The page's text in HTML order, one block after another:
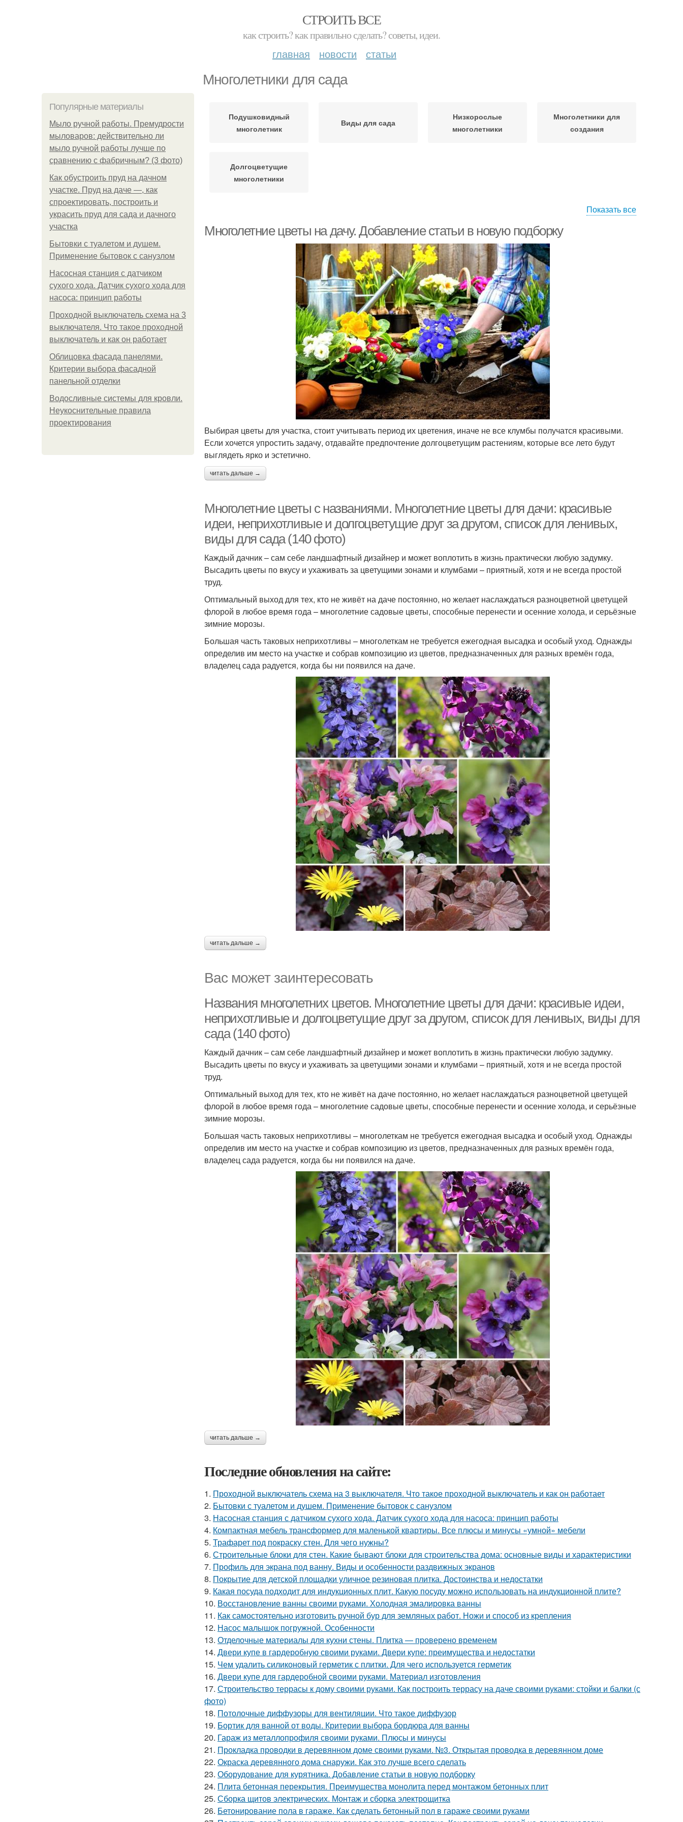
СТРОИТЬ ВСЕ
как строить? как правильно сделать? советы, идеи.
главная новости статьи
Многолетники для сада
Популярные материалы
Мыло ручной работы. Премудрости
мыловаров: действительно ли
мыло ручной работы лучше по
сравнению с фабричным? (3 фото)
Как обустроить пруд на дачном
участке. Пруд на даче —, как
спроектировать, построить и
украсить пруд для сада и дачного
участка
Бытовки с туалетом и душем.
Применение бытовок с санузлом
Насосная станция с датчиком
сухого хода. Датчик сухого хода для
насоса: принцип работы
Проходной выключатель схема на 3
выключателя. Что такое проходной
выключатель и как он работает
Облицовка фасада панелями.
Критерии выбора фасадной
панельной отделки
Водосливные системы для кровли.
Неукоснительные правила
проектирования
Подушковидный
многолетник
Виды для сада
Низкорослые
многолетники
Многолетники для
создания
Долгоцветущие
многолетники
Показать все
Многолетние цветы на дачу. Добавление статьи в новую подборку
Выбирая цветы для участка, стоит учитывать период их цветения, иначе не все клумбы получатся красивыми.
Если хочется упростить задачу, отдавайте предпочтение долгоцветущим растениям, которые все лето будут
выглядеть ярко и эстетично.
читать дальше →
Многолетние цветы с названиями. Многолетние цветы для дачи: красивые
идеи, неприхотливые и долгоцветущие друг за другом, список для ленивых,
виды для сада (140 фото)
Каждый дачник – сам себе ландшафтный дизайнер и может воплотить в жизнь практически любую задумку.
Высадить цветы по вкусу и ухаживать за цветущими зонами и клумбами – приятный, хотя и не всегда простой
труд.
Оптимальный выход для тех, кто не живёт на даче постоянно, но желает наслаждаться разноцветной цветущей
флорой в любое время года – многолетние садовые цветы, способные перенести и осенние холода, и серьёзные
зимние морозы.
Большая часть таковых неприхотливы – многолеткам не требуется ежегодная высадка и особый уход. Однажды
определив им место на участке и собрав композицию из цветов, предназначенных для разных времён года,
владелец сада радуется, когда бы ни появился на даче.
читать дальше →
Вас может заинтересовать
Названия многолетних цветов. Многолетние цветы для дачи: красивые идеи,
неприхотливые и долгоцветущие друг за другом, список для ленивых, виды для
сада (140 фото)
Каждый дачник – сам себе ландшафтный дизайнер и может воплотить в жизнь практически любую задумку.
Высадить цветы по вкусу и ухаживать за цветущими зонами и клумбами – приятный, хотя и не всегда простой
труд.
Оптимальный выход для тех, кто не живёт на даче постоянно, но желает наслаждаться разноцветной цветущей
флорой в любое время года – многолетние садовые цветы, способные перенести и осенние холода, и серьёзные
зимние морозы.
Большая часть таковых неприхотливы – многолеткам не требуется ежегодная высадка и особый уход. Однажды
определив им место на участке и собрав композицию из цветов, предназначенных для разных времён года,
владелец сада радуется, когда бы ни появился на даче.
читать дальше →
Последние обновления на сайте:
1. Проходной выключатель схема на 3 выключателя. Что такое проходной выключатель и как он работает
2. Бытовки с туалетом и душем. Применение бытовок с санузлом
3. Насосная станция с датчиком сухого хода. Датчик сухого хода для насоса: принцип работы
4. Компактная мебель трансформер для маленькой квартиры. Все плюсы и минусы «умной» мебели
5. Трафарет под покраску стен. Для чего нужны?
6. Строительные блоки для стен. Какие бывают блоки для строительства дома: основные виды и характеристики
7. Профиль для экрана под ванну. Виды и особенности раздвижных экранов
8. Покрытие для детской площадки уличное резиновая плитка. Достоинства и недостатки
9. Какая посуда подходит для индукционных плит. Какую посуду можно использовать на индукционной плите?
10. Восстановление ванны своими руками. Холодная эмалировка ванны
11. Как самостоятельно изготовить ручной бур для земляных работ. Ножи и способ из крепления
12. Насос малышок погружной. Особенности
13. Отделочные материалы для кухни стены. Плитка — проверено временем
14. Двери купе в гардеробную своими руками. Двери купе: преимущества и недостатки
15. Чем удалить силиконовый герметик с плитки. Для чего используется герметик
16. Двери купе для гардеробной своими руками. Материал изготовления
17. Строительство террасы к дому своими руками. Как построить террасу на даче своими руками: стойки и балки (с
фото)
18. Потолочные диффузоры для вентиляции. Что такое диффузор
19. Бортик для ванной от воды. Критерии выбора бордюра для ванны
20. Гараж из металлопрофиля своими руками. Плюсы и минусы
21. Прокладка проводки в деревянном доме своими руками. №3. Открытая проводка в деревянном доме
22. Окраска деревянного дома снаружи. Как это лучше всего сделать
23. Оборудование для курятника. Добавление статьи в новую подборку
24. Плита бетонная перекрытия. Преимущества монолита перед монтажом бетонных плит
25. Сборка щитов электрических. Монтаж и сборка электрощитка
26. Бетонирование пола в гараже. Как сделать бетонный пол в гараже своими руками